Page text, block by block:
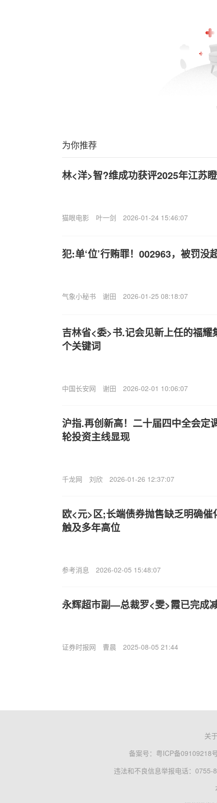
为你推荐
林<洋>智?维成功获评2025年江苏
猫眼电影 叶一剑 2026-01-24 15:46:07
犯:单‘位’行贿罪！002963，被罚没
气象小秘书 谢田 2026-01-25 08:18:07
吉林省<委>书.记会见新上任的福耀
个关键词
中国长安网 谢田 2026-02-01 10:06:07
沪指.再创新高！二十届四中全会定
轮投资主线显现
千龙网 刘欣 2026-01-26 12:37:07
欧<元>区;长端债券抛售缺乏明确
触及多年高位
参考消息 2026-02-05 15:48:07
永辉超市副—总裁罗<雯>霞已完成
证券时报网 曹晨 2025-08-05 21:44
关
备案号： 粤ICP备09109218
违法和不良信息举报电话：0755-